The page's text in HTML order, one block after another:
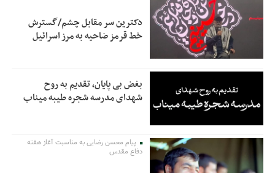
دکترین سر مقابل چشم/گسترش
خط قرمز ضاحیه به مرز اسرائیل
بغض بی پایان، تقدیم به روح
شهدای مدرسه شجره طیبه میناب
پیام محسن رضایی به مناسبت آغاز هفته
دفاع مقدس